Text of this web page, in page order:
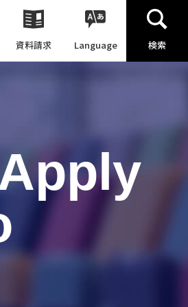
資料請求 Language 検索